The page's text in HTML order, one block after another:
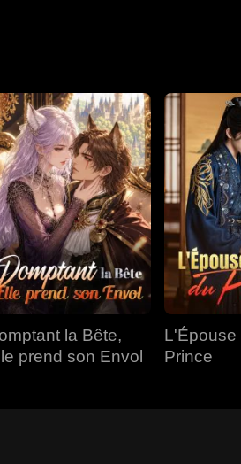
la Bête,
prend son Envol
L'Épouse
Prince